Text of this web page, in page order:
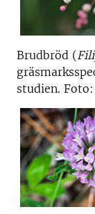
Brudbröd (
studien.